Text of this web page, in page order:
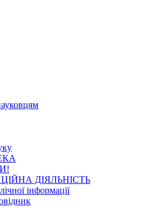
ДІЯЛЬНІСТЬ
інформації